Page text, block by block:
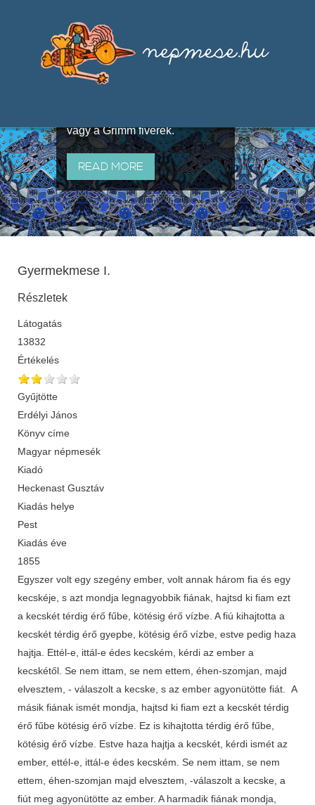
útján terjedő elbeszélésekből,
melyeket olyan ismert gyűjtők
állítottak össze, mint Benedek
vagy a Grimm fivérek.
READ MORE
Gyermekmese I.
Részletek
Látogatás
13832
Értékelés
Gyűjtötte
Erdélyi János
Könyv címe
Magyar népmesék
Kiadó
Heckenast Gusztáv
Kiadás helye
Pest
Kiadás éve
1855
Egyszer volt egy szegény ember, volt annak három fia és egy
kecskéje, s azt mondja legnagyobbik fiának, hajtsd ki fiam ezt
a kecskét térdig érő fűbe, kötésig érő vízbe. A fiú kihajtotta a
kecskét térdig érő gyepbe, kötésig érő vízbe, estve pedig haza
hajtja. Ettél-e, ittál-e édes kecském, kérdi az ember a
kecskétől. Se nem ittam, se nem ettem, éhen-szomjan, majd
elvesztem, - válaszolt a kecske, s az ember agyonütötte fiát. A
másik fiának ismét mondja, hajtsd ki fiam ezt a kecskét térdig
érő fűbe kötésig érő vízbe. Ez is kihajtotta térdig érő fűbe,
kötésig érő vízbe. Estve haza hajtja a kecskét, kérdi ismét az
ember, ettél-e, ittál-e édes kecském. Se nem ittam, se nem
ettem, éhen-szomjan majd elvesztem, -válaszolt a kecske, a
fiút meg agyonütötte az ember. A harmadik fiának mondja,